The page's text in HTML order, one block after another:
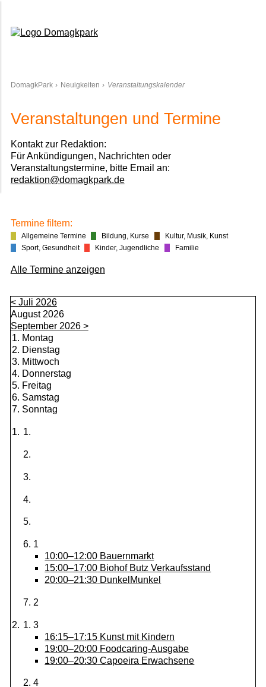
DomagkPark Neuigkeiten Veranstaltungskalender
Veranstaltungen und Termine
Kontakt zur Redaktion:
Für Ankündigungen, Nachrichten oder
Veranstaltungstermine, bitte Email an:
redaktion@domagkpark.de
Termine filtern:
Allgemeine Termine Bildung, Kurse
Kultur, Musik, Kunst
Sport, Gesundheit
Kinder, Jugendliche Familie
Alle Termine anzeigen
< Juli 2026
August 2026
September 2026 >
Montag
Dienstag
Mittwoch
Donnerstag
Freitag
Samstag
Sonntag
1
10:00–12:00 Bauernmarkt
15:00–17:00 Biohof Butz Verkaufsstand
20:00–21:30 DunkelMunkel
2
3
16:15–17:15 Kunst mit Kindern
19:00–20:00 Foodcaring-Ausgabe
19:00–20:30 Capoeira Erwachsene
4